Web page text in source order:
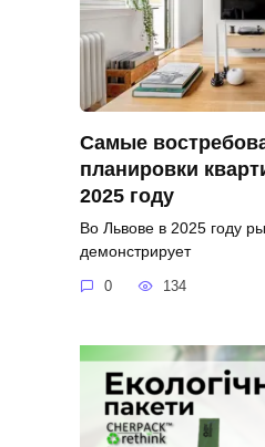
Самые
планировки
2025 году
Во Львове в 2025 году
демонстрирует
0 134